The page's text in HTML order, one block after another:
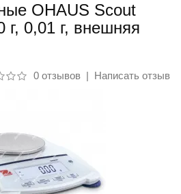
OHAUS Scout
г, 0,01 г, внешняя
0 отзывов| Написать отзыв